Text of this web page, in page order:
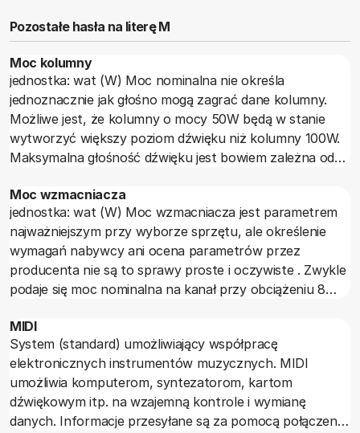
Pozostałe hasła na literę M
Moc kolumny
jednostka: wat (W) Moc nominalna nie określa
jednoznacznie jak głośno mogą zagrać dane kolumny.
Możliwe jest, że kolumny o mocy 50W będą w stanie
wytworzyć większy poziom dźwięku niż kolumny 100W.
Maksymalna głośność dźwięku jest bowiem zależna od
w energię akustyczną, a także od konstrukcji
mechanicznej kolumny, od powierzchni głośników,
zakresu wychyleń membran, przekrojów tuneli bass
reflexu czy też wielkości membrany biernej. Nie należy
kupować wzmacniacza o mocy mniejszej niż to zaleca
producent kolumn. Oprócz mocy nominalnej podaje się
wartości.
Moc wzmacniacza
jednostka: wat (W) Moc wzmacniacza jest parametrem
najważniejszym przy wyborze sprzętu, ale określenie
wymagań nabywcy ani ocena parametrów przez
producenta nie są to sprawy proste i oczywiste . Zwykle
podaje się moc nominalna na kanał przy obciążeniu 8
też moc na obciążeniu 4 omów. We wzmacniaczu o
zerowej impedancji wyjściowej powinna ona być dwa razy
większa niż na 8 omach. Jednak w rzeczywistych
wzmacniaczach zadowalającym wynikiem jest, jeśli moc
na 4 omach jest o 50-70 procent większa niż na 8
omach. Wszelkie informacje o mocy chwilowej,
MIDI
System (standard) umożliwiający współpracę
elektronicznych instrumentów muzycznych. MIDI
umożliwia komputerom, syntezatorom, kartom
dźwiękowym itp. na wzajemną kontrole i wymianę
danych. Informacje przesyłane są za pomocą połączenia